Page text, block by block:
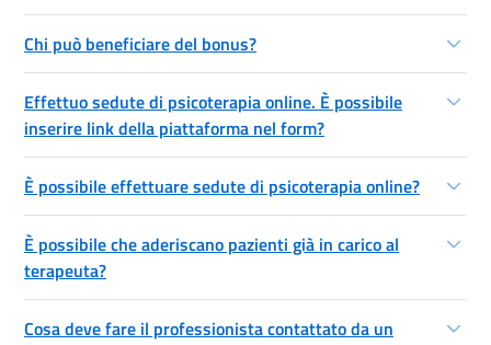
Chi può beneficiare del bonus?
Effettuo sedute di psicoterapia online. È possibile
inserire link della piattaforma nel form?
È possibile effettuare sedute di psicoterapia online?
È possibile che aderiscano pazienti già in carico al
terapeuta?
Cosa deve fare il professionista contattato da un